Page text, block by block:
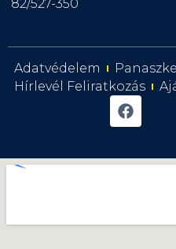
82/527-350
Adatvédelem
Hírlevél Feliratkozás